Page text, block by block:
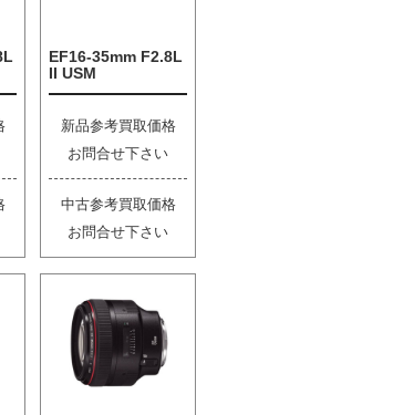
EF16-35mm F2.8L
II USM
新品参考買取価格
お問合せ下さい
中古参考買取価格
お問合せ下さい